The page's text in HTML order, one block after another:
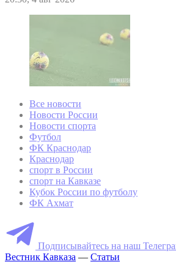
Все новости
Новости России
Новости спорта
Футбол
ФК Краснодар
Краснодар
спорт в России
спорт на Кавказе
Кубок России по футболу
ФК Ахмат
Подписывайтесь на наш
Вестник Кавказа — Статьи